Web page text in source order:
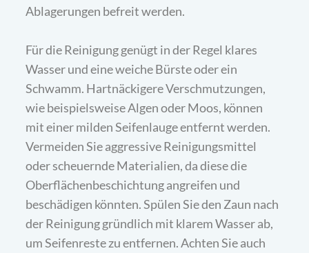
Ablagerungen befreit werden.
Für die Reinigung genügt in der Regel klares
Wasser und eine weiche Bürste oder ein
Schwamm. Hartnäckigere Verschmutzungen,
wie beispielsweise Algen oder Moos, können
mit einer milden Seifenlauge entfernt werden.
Vermeiden Sie aggressive Reinigungsmittel
oder scheuernde Materialien, da diese die
Oberflächenbeschichtung angreifen und
beschädigen könnten. Spülen Sie den Zaun nach
der Reinigung gründlich mit klarem Wasser ab,
um Seifenreste zu entfernen. Achten Sie auch